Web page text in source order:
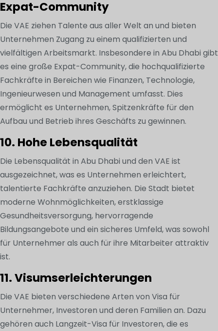
Expat-Community
Die VAE ziehen Talente aus aller Welt an und bieten
Unternehmen Zugang zu einem qualifizierten und
vielfältigen Arbeitsmarkt. Insbesondere in Abu Dhabi gibt
es eine große Expat-Community, die hochqualifizierte
Fachkräfte in Bereichen wie Finanzen, Technologie,
Ingenieurwesen und Management umfasst. Dies
ermöglicht es Unternehmen, Spitzenkräfte für den
Aufbau und Betrieb ihres Geschäfts zu gewinnen.
10. Hohe Lebensqualität
Die Lebensqualität in Abu Dhabi und den VAE ist
ausgezeichnet, was es Unternehmen erleichtert,
talentierte Fachkräfte anzuziehen. Die Stadt bietet
moderne Wohnmöglichkeiten, erstklassige
Gesundheitsversorgung, hervorragende
Bildungsangebote und ein sicheres Umfeld, was sowohl
für Unternehmer als auch für ihre Mitarbeiter attraktiv
ist.
11. Visumserleichterungen
Die VAE bieten verschiedene Arten von Visa für
Unternehmer, Investoren und deren Familien an. Dazu
gehören auch Langzeit-Visa für Investoren, die es